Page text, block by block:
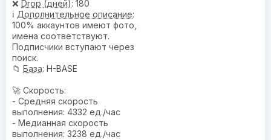
❌ Drop (дней): 180
ℹ️ Дополнительное описание:
100% аккаунтов имеют фото,
имена соответствуют.
Подписчики вступают через
поиск.
📁 База: H-BASE
🚀 Скорость:
- Средняя скорость
выполнения: 4332 ед./час
- Медианная скорость
выполнения: 3238 ед./час